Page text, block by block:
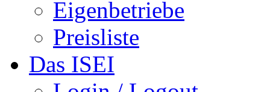
Eigenbetriebe
Preisliste
Das ISEI